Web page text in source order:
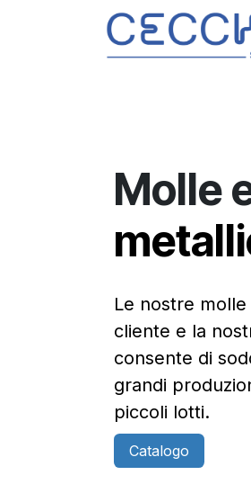
Passa al contenuto
Molle
Le nostre
cliente e la
consente di
grandi
piccoli lotti.
Catalogo